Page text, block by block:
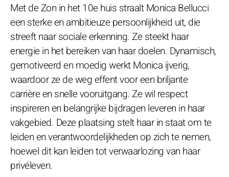
Met de Zon in het 10e huis straalt Monica Bellucci
een sterke en ambitieuze persoonlijkheid uit, die
streeft naar sociale erkenning. Ze steekt haar
energie in het bereiken van haar doelen. Dynamisch,
gemotiveerd en moedig werkt Monica ijverig,
waardoor ze de weg effent voor een briljante
carrière en snelle vooruitgang. Ze wil respect
inspireren en belangrijke bijdragen leveren in haar
vakgebied. Deze plaatsing stelt haar in staat om te
leiden en verantwoordelijkheden op zich te nemen,
hoewel dit kan leiden tot verwaarlozing van haar
privéleven.